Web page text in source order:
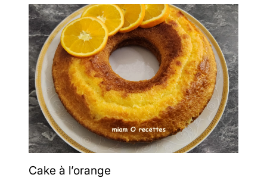
Cake à l’orange